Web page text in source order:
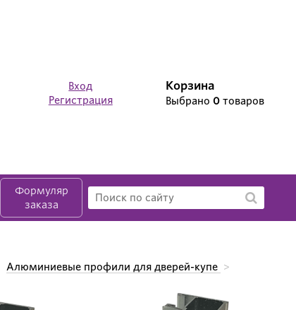
Вход
Регистрация
Корзина
Выбрано 0товаров
Формуляр
заказа
Алюминиевые профили для дверей-купе >